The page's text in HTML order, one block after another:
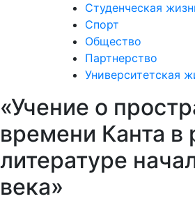
Студенческая
Спорт
Общество
Партнерство
Университетская
«Учение о
времени Канта в
литературе
века»